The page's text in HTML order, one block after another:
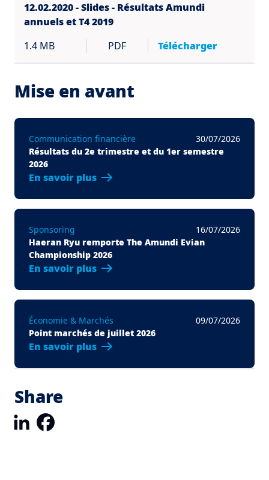
12.02.2020 - Slides - Résultats Amundi
annuels et T4 2019
1.4 MB
PDF Télécharger
Mise en avant
Communication financière
30/07/2026
Résultats du 2e trimestre et du 1er semestre
2026
En savoir plus
Sponsoring
16/07/2026
Haeran Ryu remporte The Amundi Evian
Championship 2026
En savoir plus
Économie & Marchés
09/07/2026
Point marchés de juillet 2026
En savoir plus
Share
LinkedIn